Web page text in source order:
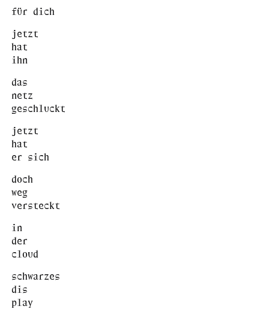
für dich
jetzt
hat
ihn
das
netz
geschluckt
jetzt
hat
er sich
doch
weg
versteckt
in
der
cloud
schwarzes
dis
play